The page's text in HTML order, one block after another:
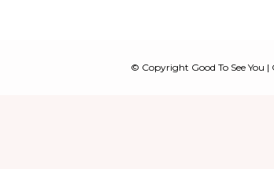
© Copyright Good To See You |